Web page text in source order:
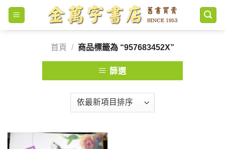
Skip
content
首頁
/ 商品標籤為 “957683452X”
篩選